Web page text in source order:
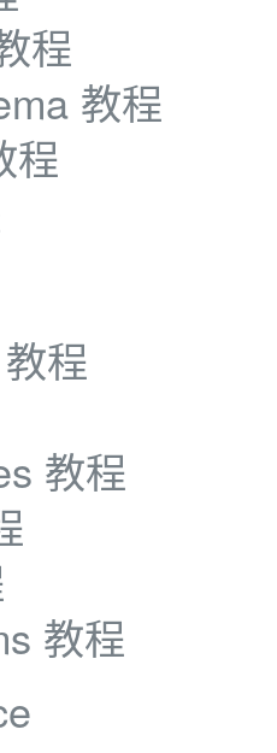
程
教程
程
程
教程
教程